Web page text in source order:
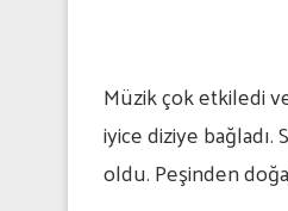
Müzik çok etkiledi
iyice diziye
oldu. Peşinden